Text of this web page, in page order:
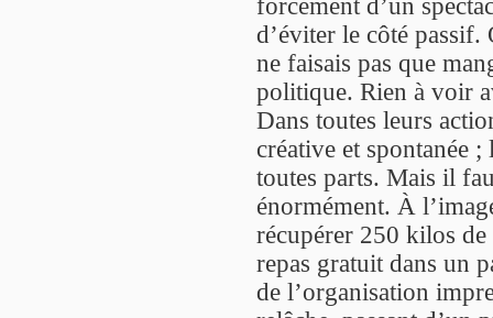
forcément d’un
d’éviter le côté
ne faisais pas que
politique. Rien à voir
Dans toutes leurs
créative et spontanée
toutes parts. Mais il
énormément. À
récupérer 250 kilos
repas gratuit dans un
de l’organisation